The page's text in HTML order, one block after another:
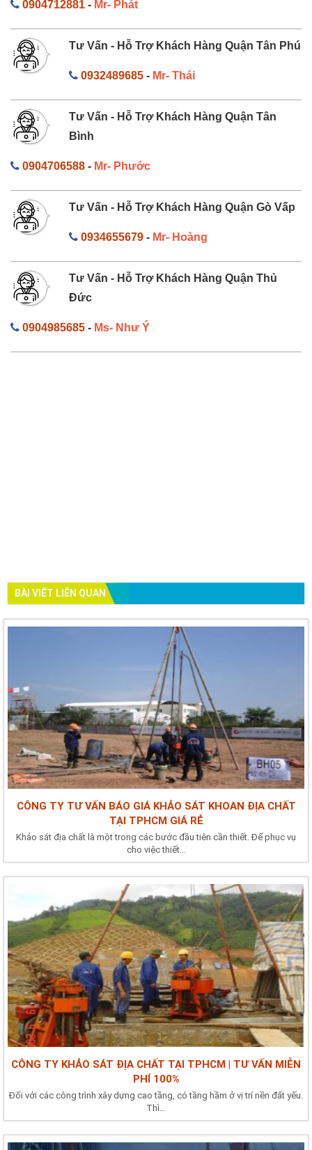
0904712881 - Mr- Phát
Tư Vấn - Hỗ Trợ Khách Hàng Quận Tân Phú
0932489685- Mr- Thái
Tư Vấn - Hỗ Trợ Khách Hàng Quận Tân
Bình
0904706588 - Mr- Phước
Tư Vấn - Hỗ Trợ Khách Hàng Quận Gò Vấp
0934655679- Mr- Hoàng
Tư Vấn - Hỗ Trợ Khách Hàng Quận Thủ
Đức
0904985685 - Ms- Như Ý
BÀI VIẾT LIÊN QUAN
CÔNG TY TƯ VẤN BÁO GIÁ KHẢO SÁT KHOAN ĐỊA CHẤT
TẠI TPHCM GIÁ RẺ
Khảo sát địa chất là một trong các bước đầu tiên cần thiết. Để phục vụ
cho việc thiết...
CÔNG TY KHẢO SÁT ĐỊA CHẤT TẠI TPHCM | TƯ VẤN MIỄN
PHÍ 100%
Đối với các công trình xây dựng cao tầng, có tầng hầm ở vị trí nền đất yếu.
Thì...